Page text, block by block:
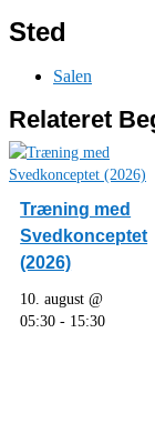
Sted
Salen
Relateret
Træning med
Svedkonceptet
(2026)
10. august @
05:30 - 15:30